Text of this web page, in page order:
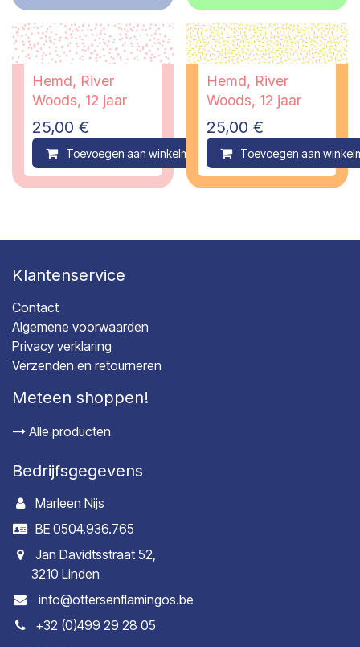
Hemd, River
Woods, 12 jaar
25,00 €
Toevoegen aan winkelmandje Compare
Hemd, River
Woods, 12 jaar
25,00 €
Toevoegen aan
Klantenservice
Contact
Algemene voorwaarden
Privacy verklaring
Verzenden en retourneren
Meteen shoppen!
Alle producten
Bedrijfsgegevens
Marleen Nijs
BE 0504.936.765
Jan Davidtsstraat 52,
3210 Linden
info@ottersenflamingos.be
+32 (0)499 29 28 05